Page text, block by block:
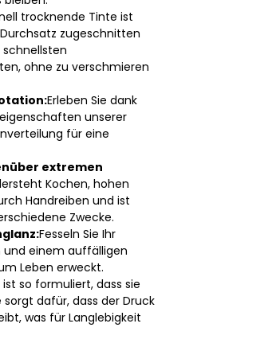
trocknende Tinte ist
zugeschnitten
ohne zu verschmieren
Erleben Sie dank
unserer
für eine
extremen
Kochen, hohen
Handreiben und ist
Zwecke.
Fesseln Sie Ihr
und einem auffälligen
Leben erweckt.
so formuliert, dass sie
dafür, dass der Druck
was für Langlebigkeit